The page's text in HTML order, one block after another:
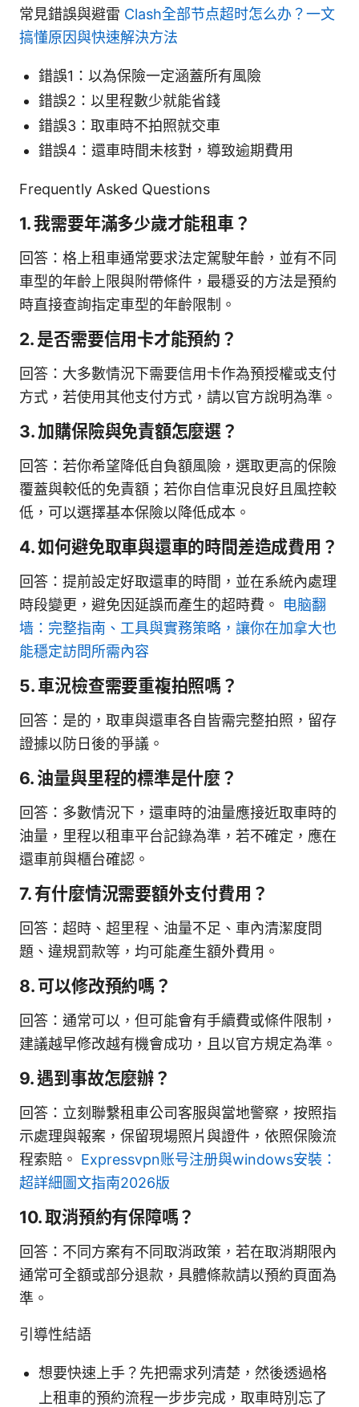
常見錯誤與避雷 Clash全部节点超时怎么办？一文
搞懂原因與快速解決方法
錯誤1：以為保險一定涵蓋所有風險
錯誤2：以里程數少就能省錢
錯誤3：取車時不拍照就交車
錯誤4：還車時間未核對，導致逾期費用
Frequently Asked Questions
1. 我需要年滿多少歲才能租車？
回答：格上租車通常要求法定駕駛年齡，並有不同
車型的年齡上限與附帶條件，最穩妥的方法是預約
時直接查詢指定車型的年齡限制。
2. 是否需要信用卡才能預約？
回答：大多數情況下需要信用卡作為預授權或支付
方式，若使用其他支付方式，請以官方說明為準。
3. 加購保險與免責額怎麼選？
回答：若你希望降低自負額風險，選取更高的保險
覆蓋與較低的免責額；若你自信車況良好且風控較
低，可以選擇基本保險以降低成本。
4. 如何避免取車與還車的時間差造成費用？
回答：提前設定好取還車的時間，並在系統內處理
時段變更，避免因延誤而產生的超時費。 电脑翻
墙：完整指南、工具與實務策略，讓你在加拿大也
能穩定訪問所需內容
5. 車況檢查需要重複拍照嗎？
回答：是的，取車與還車各自皆需完整拍照，留存
證據以防日後的爭議。
6. 油量與里程的標準是什麼？
回答：多數情況下，還車時的油量應接近取車時的
油量，里程以租車平台記錄為準，若不確定，應在
還車前與櫃台確認。
7. 有什麼情況需要額外支付費用？
回答：超時、超里程、油量不足、車內清潔度問
題、違規罰款等，均可能產生額外費用。
8. 可以修改預約嗎？
回答：通常可以，但可能會有手續費或條件限制，
建議越早修改越有機會成功，且以官方規定為準。
9. 遇到事故怎麼辦？
回答：立刻聯繫租車公司客服與當地警察，按照指
示處理與報案，保留現場照片與證件，依照保險流
程索賠。 Expressvpn账号注册與windows安裝：
超詳細圖文指南2026版
10. 取消預約有保障嗎？
回答：不同方案有不同取消政策，若在取消期限內
通常可全額或部分退款，具體條款請以預約頁面為
準。
引導性結語
想要快速上手？先把需求列清楚，然後透過格
上租車的預約流程一步步完成，取車時別忘了